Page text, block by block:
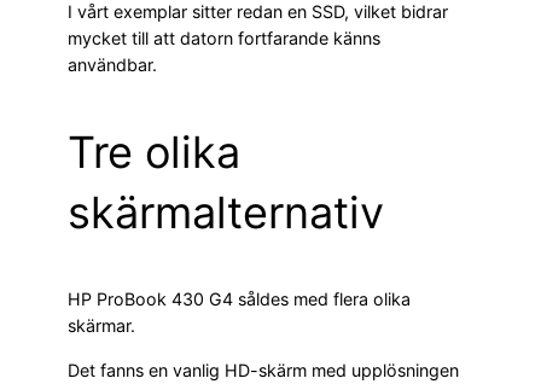
I vårt exemplar sitter redan en SSD, vilket bidrar
mycket till att datorn fortfarande känns
användbar.
Tre olika
skärmalternativ
HP ProBook 430 G4 såldes med flera olika
skärmar.
Det fanns en vanlig HD-skärm med upplösningen